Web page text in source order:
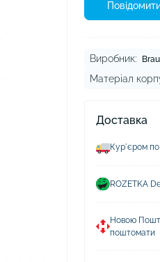
Виробник:
Матеріал
Доставка
Курʼєром
ROZETKA
Новою
поштомати